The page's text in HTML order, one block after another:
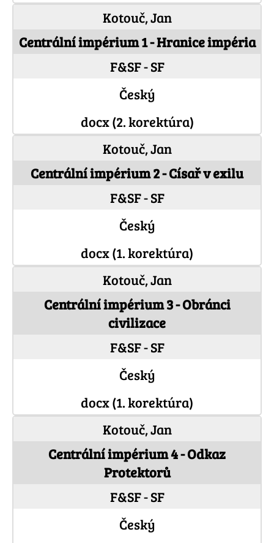
Kotouč, Jan
Centrální impérium 1 - Hranice impéria
F&SF - SF
Český
docx (2. korektúra)
Kotouč, Jan
Centrální impérium 2 - Císař v exilu
F&SF - SF
Český
docx (1. korektúra)
Kotouč, Jan
Centrální impérium 3 - Obránci
civilizace
F&SF - SF
Český
docx (1. korektúra)
Kotouč, Jan
Centrální impérium 4 - Odkaz
Protektorů
F&SF - SF
Český